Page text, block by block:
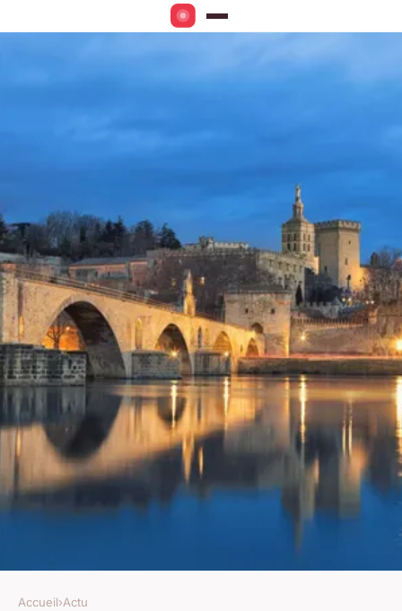
Accueil›Actu